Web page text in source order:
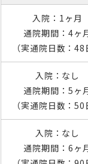
入院：1ヶ月
通院期間：4ヶ
（実通院日数：48
入院：なし
通院期間：5ヶ
（実通院日数：50
入院：なし
通院期間：6ヶ